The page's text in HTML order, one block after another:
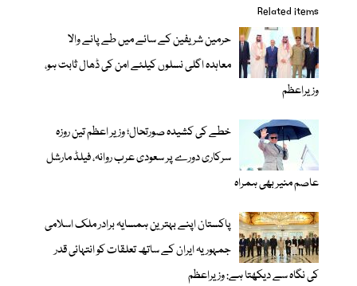
Related items
حرمین شریفین کے سائے میں طے پانے والا
معاہدہ اگلی نسلوں کیلئے امن کی ڈھال ثابت ہو،
وزیراعظم
خطے کی کشیدہ صورتحال؛ وزیر اعظم تین روزہ
سرکاری دورے پر سعودی عرب روانہ، فیلڈ مارشل
عاصم منیر بھی ہمراہ
پاکستان اپنے بہترین ہمسایہ برادر ملک اسلامی
جمہوریہ ایران کے ساتھ تعلقات کو انتہائی قدر
کی نگاہ سے دیکھتا ہے: وزیراعظم